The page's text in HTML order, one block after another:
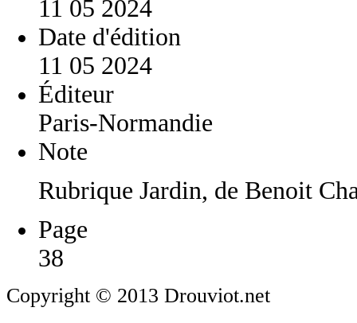
11 05 2024
Date d'édition
11 05 2024
Éditeur
Paris-Normandie
Note
Rubrique Jardin, de Benoit
Page
38
Copyright © 2013 Drouviot.net